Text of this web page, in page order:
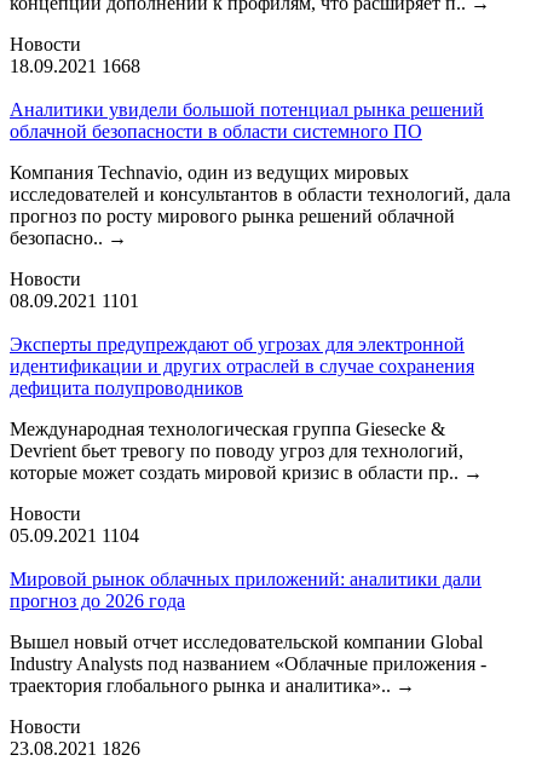
Новости
18.09.2021 1668
Аналитики увидели большой потенциал рынка решений
облачной безопасности в области системного ПО
Компания Technavio, один из ведущих мировых
исследователей и консультантов в области технологий, дала
прогноз по росту мирового рынка решений облачной
безопасно.. →
Новости
08.09.2021 1101
Эксперты предупреждают об угрозах для электронной
идентификации и других отраслей в случае сохранения
дефицита полупроводников
Международная технологическая группа Giesecke &
Devrient бьет тревогу по поводу угроз для технологий,
которые может создать мировой кризис в области пр.. →
Новости
05.09.2021 1104
Мировой рынок облачных приложений: аналитики дали
прогноз до 2026 года
Вышел новый отчет исследовательской компании Global
Industry Analysts под названием «Облачные приложения -
траектория глобального рынка и аналитика».. →
Новости
23.08.2021 1826